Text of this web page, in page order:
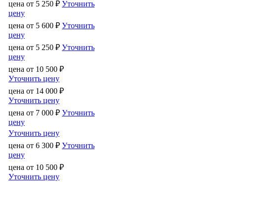
цена от 5 250 ₽ Уточнить
цену
цена от 5 600 ₽ Уточнить
цену
цена от 5 250 ₽ Уточнить
цену
цена от 10 500 ₽
Уточнить цену
цена от 14 000 ₽
Уточнить цену
цена от 7 000 ₽ Уточнить
цену
Уточнить цену
цена от 6 300 ₽ Уточнить
цену
цена от 10 500 ₽
Уточнить цену